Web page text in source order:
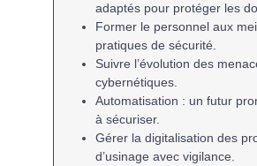
adaptés pour protéger les
Former le personnel aux
pratiques de sécurité
Suivre l’évolution des
cybernétiques.
Automatisation : un futur
à sécuriser.
Gérer ladigitalisation des
d’usinage avec vigilance.